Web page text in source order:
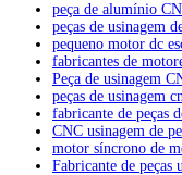
peça de alumínio
peças de usinagem
pequeno motor dc
fabricantes de
Peça de usinagem
peças de usinagem
fabricante de peças
CNC usinagem de
motor síncrono de
Fabricante de peças